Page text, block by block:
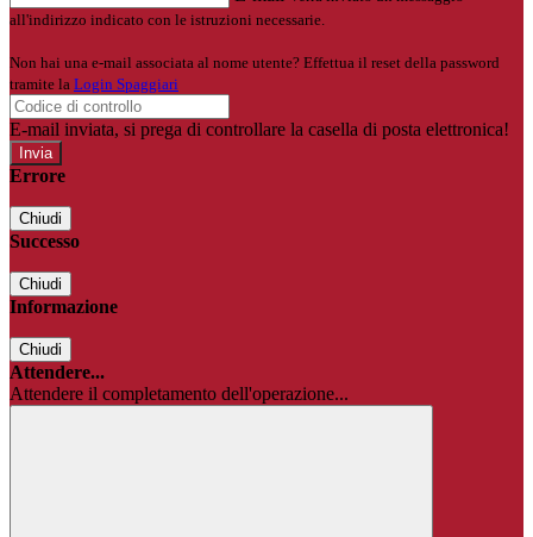
all'indirizzo indicato con le istruzioni necessarie.
Non hai una e-mail associata al nome utente? Effettua il reset della password
tramite la Login Spaggiari
E-mail inviata, si prega di controllare la casella di posta elettronica!
Errore
Chiudi
Successo
Chiudi
Informazione
Chiudi
Attendere...
Attendere il completamento dell'operazione...